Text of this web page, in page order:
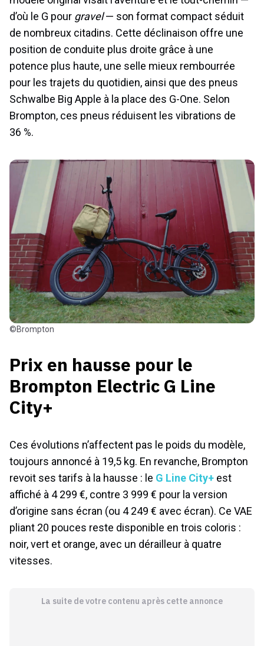
d’où le G pour gravel— son format compact séduit
de nombreux citadins. Cette déclinaison offre une
position de conduite plus droite grâce à une
potence plus haute, une selle mieux rembourrée
pour les trajets du quotidien, ainsi que des pneus
Schwalbe Big Apple à la place des G-One. Selon
Brompton, ces pneus réduisent les vibrations de
36 %.
©Brompton
Prix en hausse pour le
Brompton Electric G Line
City+
Ces évolutions n’affectent pas le poids du modèle,
toujours annoncé à 19,5 kg. En revanche, Brompton
revoit ses tarifs à la hausse : le G Line City+ est
affiché à 4 299 €, contre 3 999 € pour la version
d’origine sans écran (ou 4 249 € avec écran). Ce VAE
pliant 20 pouces reste disponible en trois coloris :
noir, vert et orange, avec un dérailleur à quatre
vitesses.
La suite de votre contenu après cette annonce